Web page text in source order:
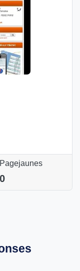
Pagejaunes
0